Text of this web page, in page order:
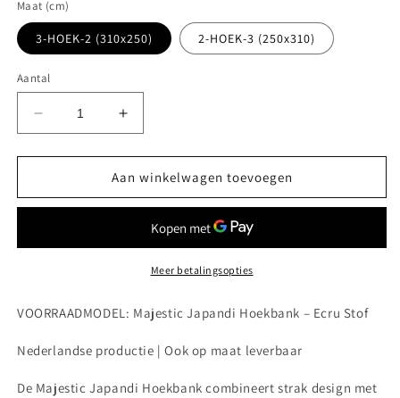
Maat (cm)
3-HOEK-2 (310x250) 2-HOEK-3 (250x310)
Aantal
Aantal
verlagen
voor
Japandi
Ecru
Aantal
verhogen
voor
Majestic
Japandi
Ecru
Aan winkelwagen toevoegen
Meer betalingsopties
VOORRAADMODEL: Majestic Japandi Hoekbank – Ecru Stof
Nederlandse productie | Ook op maat leverbaar
De Majestic Japandi Hoekbank combineert strak design met